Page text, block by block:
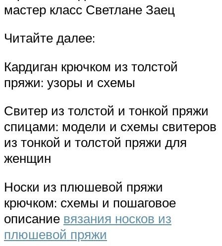
мастер класс Светлане Заец
Читайте далее:
Кардиган крючком из толстой
пряжи: узоры и схемы
Свитер из толстой и тонкой пряжи
спицами: модели и схемы свитеров
из тонкой и толстой пряжи для
женщин
Носки из плюшевой пряжи
крючком: схемы и пошаговое
описание вязания носков из
плюшевой пряжи